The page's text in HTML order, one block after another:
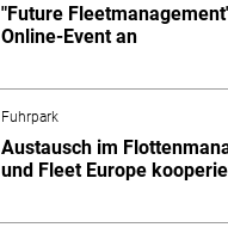
"Future
Online-Event an
Fuhrpark
Austausch im
und Fleet Europe